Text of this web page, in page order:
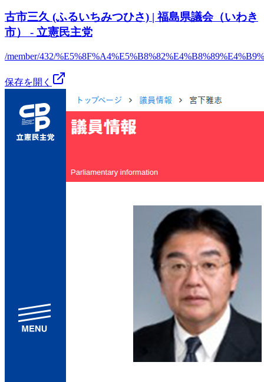
古市三久 (ふるいちみつひさ) | 福島県議会（いわき
市） - 立憲民主党
/member/432/
保存を開く